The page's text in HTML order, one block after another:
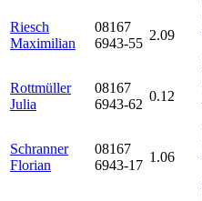
Riesch
Maximilian
08167
6943-55
2.09
Rottmüller
Julia
08167
6943-62
0.12
Schranner
Florian
08167
6943-17
1.06